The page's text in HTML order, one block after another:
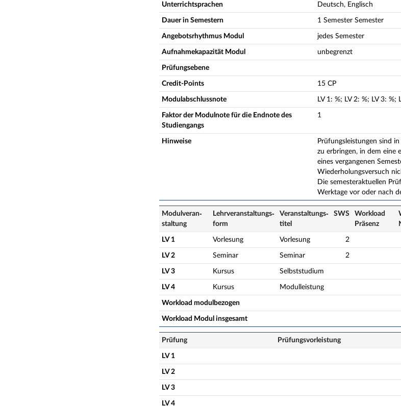
Unterrichtsprachen Deutsch, Englisch
Dauer in Semestern 1 Semester Semester
Angebotsrhythmus Modul jedes Semester
Aufnahmekapazität Modul unbegrenzt
Prüfungsebene
Credit-Points 15 CP
Modulabschlussnote LV 1: %; LV 2: %; LV 3: %;
Faktor der Modulnote für die Endnote des
Studiengangs
1
Hinweise
Prüfungsleistungen sind
zu erbringen, in dem eine
eines vergangenen
Wiederholungsversuch
Die semesteraktuellen
Werktage vor oder nach
Modulveran­
staltung
Lehrveranstaltungs­
form
Veranstaltungs­
titel
SWS
Workload
Präsenz
LV 1 Vorlesung Vorlesung 2
LV 2 Seminar Seminar 2
LV 3 Kursus Selbststudium
LV 4 Kursus Modulleistung
Workload modulbezogen
Workload Modul insgesamt
Prüfung Prüfungsvorleistung
LV 1
LV 2
LV 3
LV 4